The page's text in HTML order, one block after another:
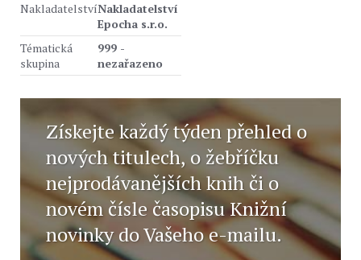
NakladatelstvíNakladatelství
Epocha s.r.o.
Tématická
skupina
999 -
nezařazeno
Získejte každý týden přehled o
nových titulech, o žebříčku
nejprodávanějších knih či o
novém čísle časopisu Knižní
novinky do Vašeho e-mailu.